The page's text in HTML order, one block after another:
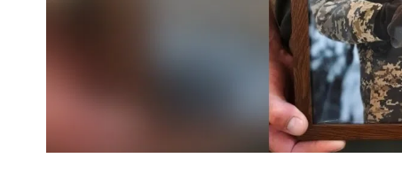
ПОЛІЦІЯ ПОЛТАВЩИНИ РОЗШУКУЄ 62-РІЧНУ